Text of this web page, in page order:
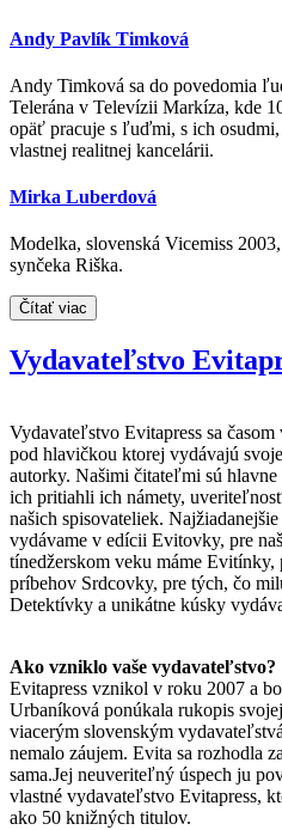
Andy Pavlík Timková
Andy Timková sa do povedomia
Telerána v Televízii Markíza, kde
opäť pracuje s ľuďmi, s ich
vlastnej realitnej kancelárii.
Mirka Luberdová
Modelka, slovenská Vicemiss
synčeka Riška.
Čítať viac
Vydavateľstvo
Vydavateľstvo Evitapress sa
pod hlavičkou ktorej vydávajú
autorky. Našimi čitateľmi sú
ich pritiahli ich námety,
našich spisovateliek.
vydávame v edícii Evitovky, pre
tínedžerskom veku máme
príbehov Srdcovky, pre tých, čo
Detektívky a unikátne kúsky
Ako vzniklo vaše vydavateľstvo?
Evitapress vznikol v roku 2007 a
Urbaníková ponúkala rukopis
viacerým slovenským
nemalo záujem. Evita sa rozhodla
sama.Jej neuveriteľný úspech ju
vlastné vydavateľstvo Evitapress,
ako 50 knižných titulov.